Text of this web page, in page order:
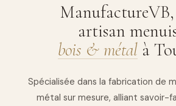
artisan
bois & métal à
Spécialisée dans la fabrication de
métal sur mesure, alliant savoir-